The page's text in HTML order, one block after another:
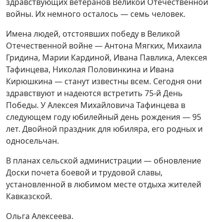
войны. Их немного осталось — семь человек.
Имена людей, отстоявших победу в Великой
Отечественной войне — Антона Мягких, Михаила
Гридина, Марии Кардиной, Ивана Павлика, Алексея
Тафинцева, Николая Половинкина и Ивана
Кирюшкина — станут известны всем. Сегодня они
здравствуют и надеются встретить 75-й День
Победы. У Алексея Михайловича Тафинцева в
следующем году юбилейный день рождения — 95
лет. Двойной праздник для юбиляра, его родных и
односельчан.
В планах сельской администрации — обновление
Доски почета боевой и трудовой славы,
установленной в любимом месте отдыха жителей
Кавказской.
Ольга Алексеева.